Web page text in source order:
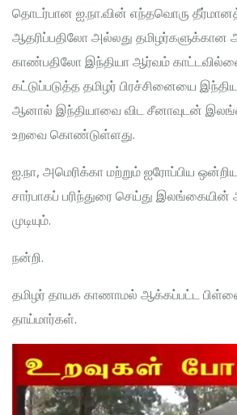
தொடர்பான ஐ.நா.வின் எந்தவொரு
ஆதரிப்பதிலோ அல்லது தமிழர்களுக்கான
காண்பதிலோ இந்தியா ஆர்வம்
கட்டுப்படுத்த தமிழர் பிரச்சினையை
ஆனால் இந்தியாவை விட சீனாவுடன்
உறவை கொண்டுள்ளது.
ஐ.நா, அமெரிக்கா மற்றும் ஐரோப்பிய
சார்பாகப் பரிந்துரை செய்து இலங்கையின்
முடியும்.
நன்றி.
தமிழர் தாயக காணாமல் ஆக்கப்பட்ட
தாய்மார்கள்.